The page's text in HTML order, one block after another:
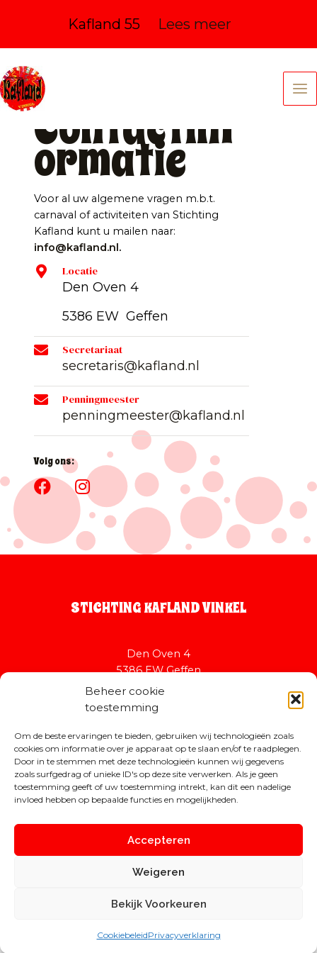
Beheer cookie
toestemming
Om de beste ervaringen te bieden, gebruiken wij technologieën zoals
cookies om informatie over je apparaat op te slaan en/of te raadplegen.
Door in te stemmen met deze technologieën kunnen wij gegevens
zoals surfgedrag of unieke ID's op deze site verwerken. Als je geen
toestemming geeft of uw toestemming intrekt, kan dit een nadelige
invloed hebben op bepaalde functies en mogelijkheden.
Accepteren
Weigeren
Bekijk Voorkeuren
CookiebeleidPrivacyverklaring
Kafland 55 Lees meer
naar
de
inhoudContactinf
ormatie
Voor al uw algemene vragen m.b.t.
carnaval of activiteiten van Stichting
Kafland kunt u mailen naar:
info@kafland.nl.
Locatie
Den Oven 4
5386 EW Geffen
Secretariaat
secretaris@kafland.nl
Penningmeester
penningmeester@kafland.nl
Volg ons:
STICHTING KAFLAND VINKEL
Den Oven 4
5386 EW Geffen
secretaris@kafland.nl
Kvk: 41081148
Rabobank: NL94RABO0154402575
Gehost door